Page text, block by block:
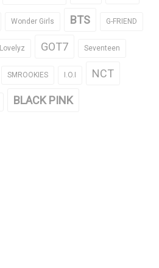
Wonder Girls BTS G-FRIEND
Lovelyz GOT7 Seventeen
SMROOKIES I.O.I NCT
BLACK PINK